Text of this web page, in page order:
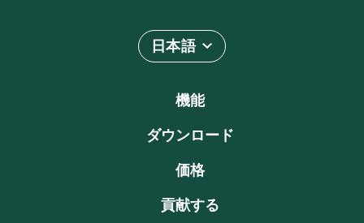
日本語
機能
ダウンロード
価格
貢献する